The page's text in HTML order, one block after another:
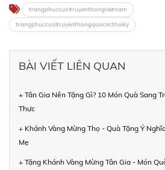
trangphuccuoitruyenthongvietnam
trangphuccuoitruyenthongquacacthoiky
BÀI VIẾT LIÊN QUAN
+ Tân Gia Nên Tặng Gì? 10 Món Quà Sang
Thực
+ Khánh Vàng Mừng Thọ - Quà Tặng Ý
Mẹ
+ Tặng Khánh Vàng Mừng Tân Gia - Món